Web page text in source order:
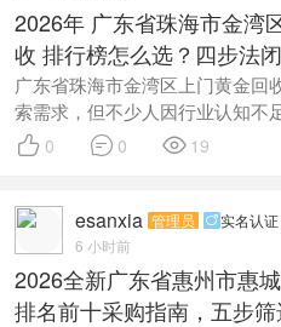
2026年 广东省珠海市金湾
收 排行榜怎么选？四步法
广东省珠海市金湾区上门黄金回
索需求，但不少人因行业认知不
 0  0  19
esanxia 管理员 实名认证
6 小时前
2026全新广东省惠州市惠
排名前十采购指南，五步